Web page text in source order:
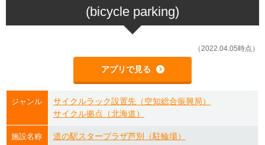
(bicycle parking)
（2022.04.05時点）
アプリで見る
ジャンル
サイクルラック設置先（空知総合振興局）
サイクル拠点（北海道）
施設名称 道の駅スタープラザ芦別（駐輪場）